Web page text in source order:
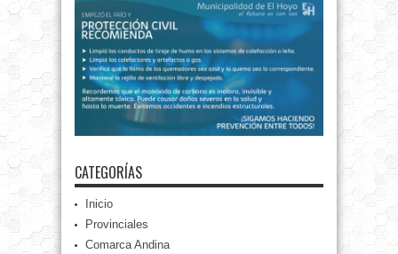
CATEGORÍAS
Inicio
Provinciales
Comarca Andina